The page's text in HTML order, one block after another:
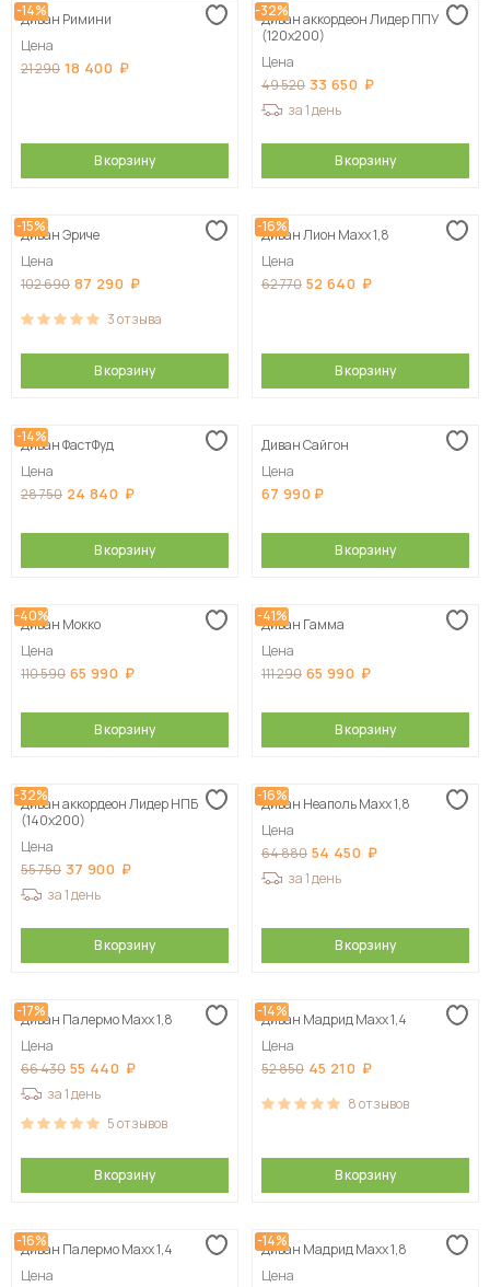
-14%
Диван Римини
Цена
21 290 18 400
В корзину
-32%
Диван аккордеон Лидер ППУ
(120х200)
Цена
49 520 33 650
за 1 день
В корзину
-15%
Диван Эриче
Цена
102 690 87 290
3отзыва
В корзину
-16%
Диван Лион Maxx 1,8
Цена
62 770 52 640
В корзину
-14%
Диван ФастФуд
Цена
28 750 24 840
В корзину
Диван Сайгон
Цена
67 990
В корзину
-40%
Диван Мокко
Цена
110 590 65 990
В корзину
-41%
Диван Гамма
Цена
111 290 65 990
В корзину
-32%
Диван аккордеон Лидер НПБ
(140х200)
Цена
55 750 37 900
за 1 день
В корзину
-16%
Диван Неаполь Maxx 1,8
Цена
64 880 54 450
за 1 день
В корзину
-17%
Диван Палермо Maxx 1,8
Цена
66 430 55 440
за 1 день
5отзывов
В корзину
-14%
Диван Мадрид Maxx 1,4
Цена
52 850 45 210
8отзывов
В корзину
-16%
Диван Палермо Maxx 1,4
Цена
-14%
Диван Мадрид Maxx 1,8
Цена